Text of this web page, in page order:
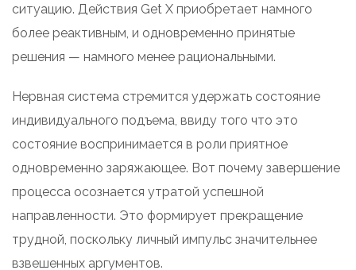
ситуацию. Действия Get X приобретает намного
более реактивным, и одновременно принятые
решения — намного менее рациональными.
Нервная система стремится удержать состояние
индивидуального подъема, ввиду того что это
состояние воспринимается в роли приятное
одновременно заряжающее. Вот почему завершение
процесса осознается утратой успешной
направленности. Это формирует прекращение
трудной, поскольку личный импульс значительнее
взвешенных аргументов.